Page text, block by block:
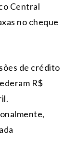
Central
no cheque
de crédito
R$